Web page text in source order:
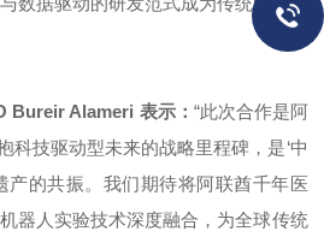
Bureir Alameri 表示： “此次合作是阿
科技驱动型未来的战略里程碑，是‘中
产的共振。我们期待将阿联酋千年医
器人实验技术深度融合，为全球传统